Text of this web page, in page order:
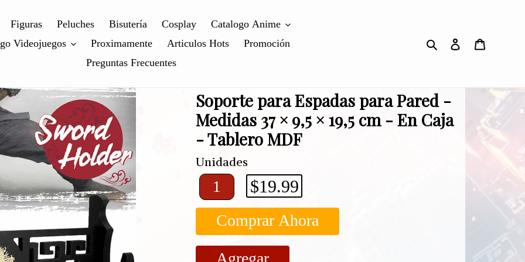
Figuras Peluches Bisutería Cosplay
Catalogo Anime
Videojuegos
Proximamente Articulos Hots
Promoción
Preguntas Frecuentes
Buscar Ingresar
Soporte para Espadas para Pared -
Medidas 37 × 9,5 × 19,5 cm - En Caja
- Tablero MDF
Unidades
$19.99
Comprar Ahora
Agregar